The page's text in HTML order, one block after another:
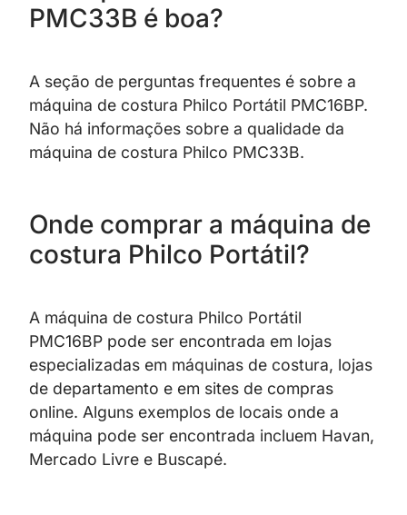
PMC33B é boa?
A seção de perguntas frequentes é sobre a
máquina de costura Philco Portátil PMC16BP.
Não há informações sobre a qualidade da
máquina de costura Philco PMC33B.
Onde comprar a máquina de
costura Philco Portátil?
A máquina de costura Philco Portátil
PMC16BP pode ser encontrada em lojas
especializadas em máquinas de costura, lojas
de departamento e em sites de compras
online. Alguns exemplos de locais onde a
máquina pode ser encontrada incluem Havan,
Mercado Livre e Buscapé.